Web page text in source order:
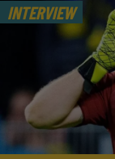
INTERVIEW